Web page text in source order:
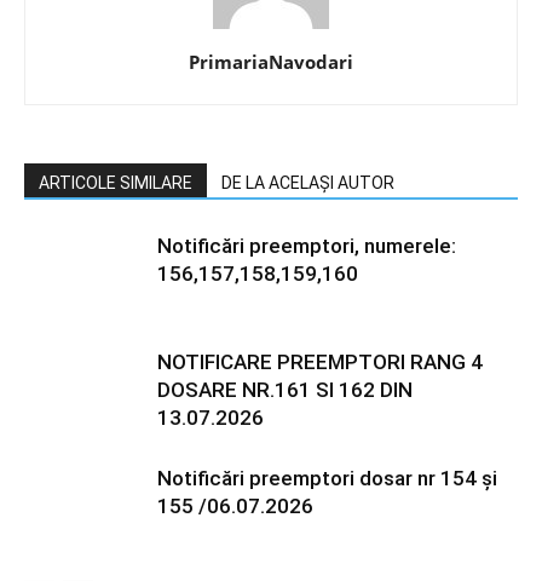
PrimariaNavodari
ARTICOLE SIMILARE DE LA ACELAȘI AUTOR
Notificări preemptori, numerele:
156,157,158,159,160
NOTIFICARE PREEMPTORI RANG 4
DOSARE NR.161 SI 162 DIN
13.07.2026
Notificări preemptori dosar nr 154 și
155 /06.07.2026